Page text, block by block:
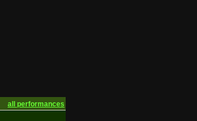
all performances